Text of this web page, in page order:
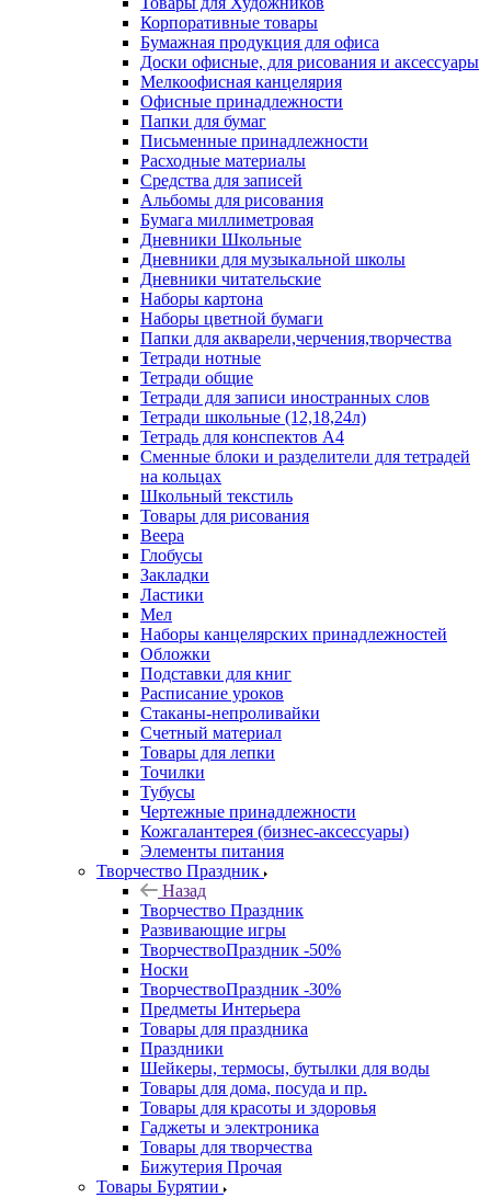
Корпоративные товары
Бумажная продукция для офиса
Доски офисные, для рисования и аксессуары
Мелкоофисная канцелярия
Офисные принадлежности
Папки для бумаг
Письменные принадлежности
Расходные материалы
Средства для записей
Альбомы для рисования
Бумага миллиметровая
Дневники Школьные
Дневники для музыкальной школы
Дневники читательские
Наборы картона
Наборы цветной бумаги
Папки для акварели,черчения,творчества
Тетради нотные
Тетради общие
Тетради для записи иностранных слов
Тетради школьные (12,18,24л)
Тетрадь для конспектов А4
Сменные блоки и разделители для тетрадей
на кольцах
Школьный текстиль
Товары для рисования
Веера
Глобусы
Закладки
Ластики
Мел
Наборы канцелярских принадлежностей
Обложки
Подставки для книг
Расписание уроков
Стаканы-непроливайки
Счетный материал
Товары для лепки
Точилки
Тубусы
Чертежные принадлежности
Кожгалантерея (бизнес-аксессуары)
Элементы питания
Творчество Праздник
Назад
Творчество Праздник
Развивающие игры
ТворчествоПраздник -50%
Носки
ТворчествоПраздник -30%
Предметы Интерьера
Товары для праздника
Праздники
Шейкеры, термосы, бутылки для воды
Товары для дома, посуда и пр.
Товары для красоты и здоровья
Гаджеты и электроника
Товары для творчества
Бижутерия Прочая
Товары Бурятии